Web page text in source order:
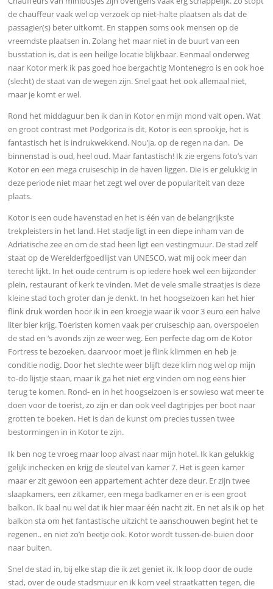
de chauffeur vaak wel op verzoek op niet-halte plaatsen als dat de
passagier(s) beter uitkomt. En stappen soms ook mensen op de
vreemdste plaatsen in. Zolang het maar niet in de buurt van een
busstation is, dat is een heilige locatie blijkbaar. Eenmaal onderweg
naar Kotor merk ik pas goed hoe bergachtig Montenegro is en ook hoe
(slecht) de staat van de wegen zijn. Snel gaat het ook allemaal niet,
maar je komt er wel.
Rond het middaguur ben ik dan in Kotor en mijn mond valt open. Wat
en groot contrast met Podgorica is dit, Kotor is een sprookje, het is
fantastisch het is indrukwekkend. Nou’ja, op de regen na dan. De
binnenstad is oud, heel oud. Maar fantastisch! Ik zie ergens foto’s van
Kotor en een mega cruiseschip in de haven liggen. Die is er gelukkig in
deze periode niet maar het zegt wel over de populariteit van deze
plaats.
Kotor is een oude havenstad en het is één van de belangrijkste
trekpleisters in het land. Het stadje ligt in een diepe inham van de
Adriatische zee en om de stad heen ligt een vestingmuur. De stad zelf
staat op de Werelderfgoedlijst van UNESCO, wat mij ook meer dan
terecht lijkt. In het oude centrum is op iedere hoek wel een bijzonder
plein, restaurant of kerk te vinden. Met de vele smalle straatjes is deze
kleine stad toch groter dan je denkt. In het hoogseizoen kan het hier
flink druk worden hoor ik in een kroegje waar ik voor 3 euro een halve
liter bier krijg. Toeristen komen vaak per cruiseschip aan, overspoelen
de stad en ‘s avonds zijn ze weer weg. Een perfecte dag om de Kotor
Fortress te bezoeken, daarvoor moet je flink klimmen en heb je
conditie nodig. Door het slechte weer blijft deze klim nog wel op mijn
to-do lijstje staan, maar ik ga het niet erg vinden om nog eens hier
terug te komen. Rond- en in het hoogseizoen is er sowieso wat meer te
doen voor de toerist, zo zijn er dan ook veel dagtripjes per boot naar
grotten te boeken. Het is dan de kunst om precies tussen twee
bestormingen in in Kotor te zijn.
Ik ben nog te vroeg maar loop alvast naar mijn hotel. Ik kan gelukkig
gelijk inchecken en krijg de sleutel van kamer 7. Het is geen kamer
maar er zit gewoon een appartement achter deze deur. Er zijn twee
slaapkamers, een zitkamer, een mega badkamer en er is een groot
balkon. Ik baal nu wel dat ik hier maar één nacht zit. En net als ik op het
balkon sta om het fantastische uitzicht te aanschouwen begint het te
regenen.. en niet zo’n beetje ook. Kotor wordt tussen-de-buien door
naar buiten.
Snel de stad in, bij elke stap die ik zet geniet ik. Ik loop door de oude
stad, over de oude stadsmuur en ik kom veel straatkatten tegen, die